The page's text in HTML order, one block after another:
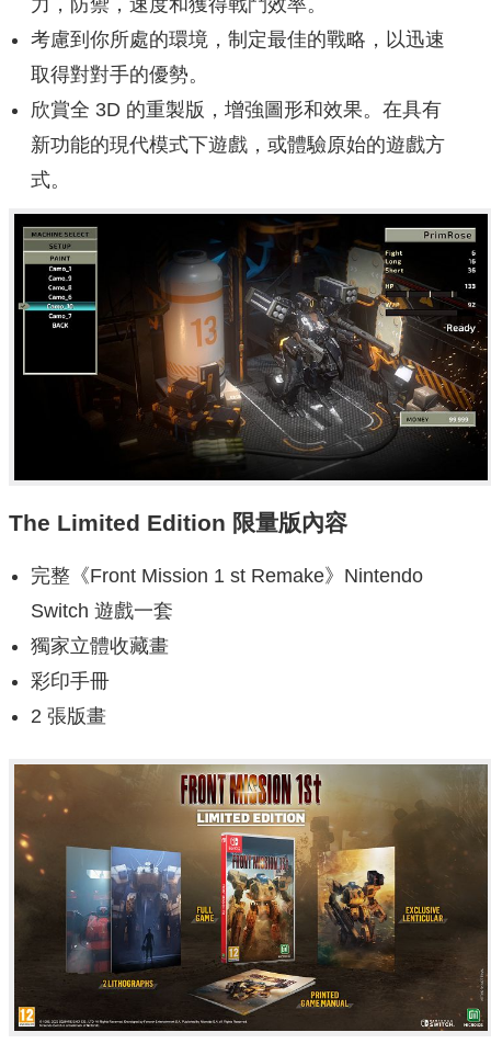
力，防禦，速度和獲得戰鬥效率。
考慮到你所處的環境，制定最佳的戰略，以迅速
取得對對手的優勢。
欣賞全 3D 的重製版，增強圖形和效果。在具有
新功能的現代模式下遊戲，或體驗原始的遊戲方
式。
The Limited Edition 限量版內容
完整《Front Mission 1 st Remake》Nintendo
Switch 遊戲一套
獨家立體收藏畫
彩印手冊
2 張版畫